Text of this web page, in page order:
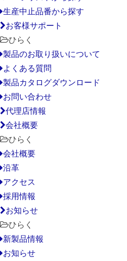
生産中止品番から探す
お客様サポート
ひらく
製品のお取り扱いについて
よくある質問
製品カタログダウンロード
お問い合わせ
代理店情報
会社概要
ひらく
会社概要
沿革
アクセス
採用情報
お知らせ
ひらく
新製品情報
お知らせ